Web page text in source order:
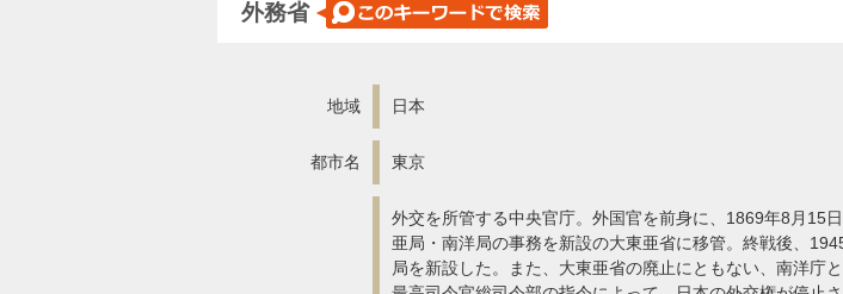
外務省
地域 日本
都市名 東京
外交を所管する中央官庁。外国官を前身に、1869年8月15
亜局・南洋局の事務を新設の大東亜省に移管。終戦後、
局を新設した。また、大東亜省の廃止にともない、南洋庁